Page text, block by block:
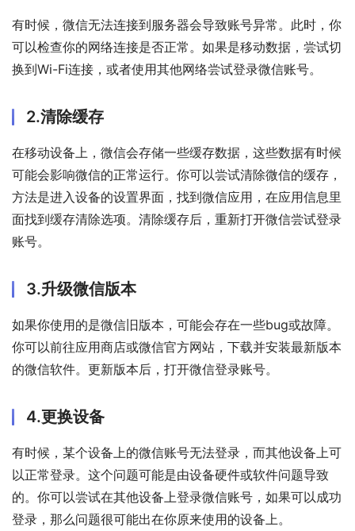
有时候，微信无法连接到服务器会导致账号异常。此时，你
可以检查你的网络连接是否正常。如果是移动数据，尝试切
换到Wi-Fi连接，或者使用其他网络尝试登录微信账号。
2.清除缓存
在移动设备上，微信会存储一些缓存数据，这些数据有时候
可能会影响微信的正常运行。你可以尝试清除微信的缓存，
方法是进入设备的设置界面，找到微信应用，在应用信息里
面找到缓存清除选项。清除缓存后，重新打开微信尝试登录
账号。
3.升级微信版本
如果你使用的是微信旧版本，可能会存在一些bug或故障。
你可以前往应用商店或微信官方网站，下载并安装最新版本
的微信软件。更新版本后，打开微信登录账号。
4.更换设备
有时候，某个设备上的微信账号无法登录，而其他设备上可
以正常登录。这个问题可能是由设备硬件或软件问题导致
的。你可以尝试在其他设备上登录微信账号，如果可以成功
登录，那么问题很可能出在你原来使用的设备上。